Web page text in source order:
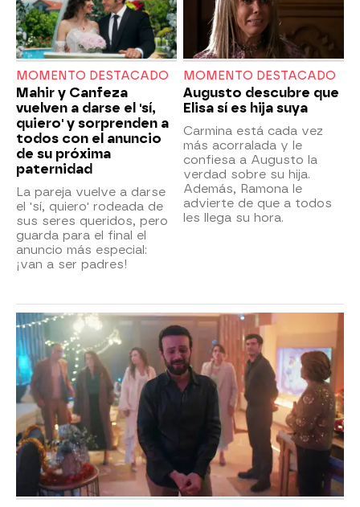
MOMENTO DESTACADO
Mahir y Canfeza
vuelven a darse el 'sí,
quiero' y sorprenden a
todos con el anuncio
de su próxima
paternidad
La pareja vuelve a darse
el 'sí, quiero' rodeada de
sus seres queridos, pero
guarda para el final el
anuncio más especial:
¡van a ser padres!
MOMENTO DESTACADO
Augusto descubre que
Elisa sí es hija suya
Carmina está cada vez
más acorralada y le
confiesa a Augusto la
verdad sobre su hija.
Además, Ramona le
advierte de que a todos
les llega su hora.